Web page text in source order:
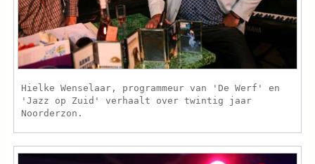
Hielke Wenselaar, programmeur van 'De Werf' en
'Jazz op Zuid' verhaalt over twintig jaar
Noorderzon.